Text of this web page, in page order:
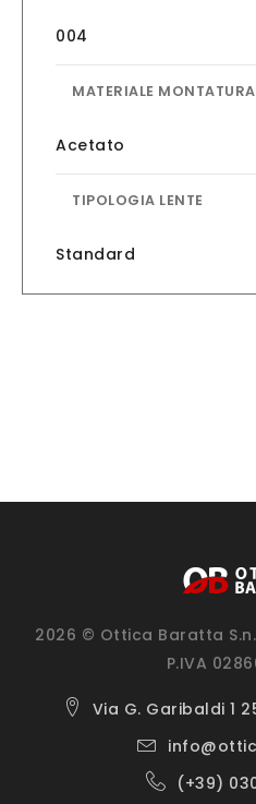
004
MATERIALE MONTATURA
Acetato
TIPOLOGIA LENTE
Standard
2026 © Ottica Baratta
P.IVA
Via G. Garibaldi 1
(+39)